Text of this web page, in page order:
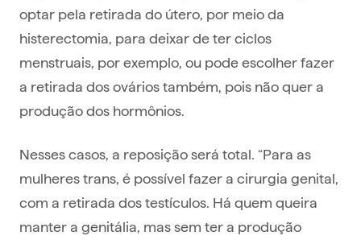
optar pela retirada do útero, por meio da
histerectomia, para deixar de ter ciclos
menstruais, por exemplo, ou pode escolher fazer
a retirada dos ovários também, pois não quer a
produção dos hormônios.
Nesses casos, a reposição será total. “Para as
mulheres trans, é possível fazer a cirurgia genital,
com a retirada dos testículos. Há quem queira
manter a genitália, mas sem ter a produção